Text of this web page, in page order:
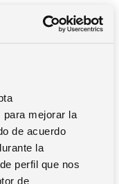
mejorar la
de acuerdo
la
perfil que nos
de
una opción: es
Eva Mirás,
Zucchetti Spain